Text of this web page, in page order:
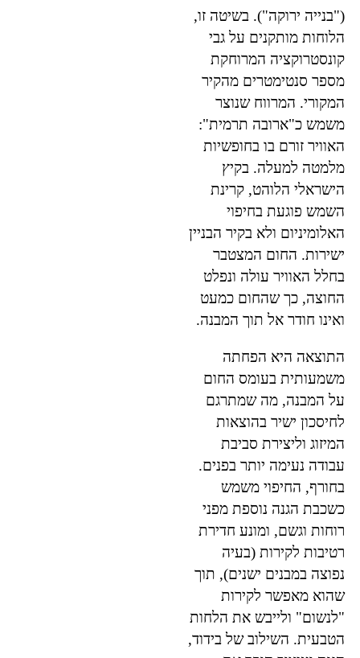
("בנייה ירוקה"). בשיטה זו,
הלוחות מותקנים על גבי
קונסטרוקציה המרוחקת
מספר סנטימטרים מהקיר
המקורי. המרווח שנוצר
משמש כ"ארובה תרמית":
האוויר זורם בו בחופשיות
מלמטה למעלה. בקיץ
הישראלי הלוהט, קרינת
השמש פוגעת בחיפוי
האלומיניום ולא בקיר הבניין
ישירות. החום המצטבר
בחלל האוויר עולה ונפלט
החוצה, כך שהחום כמעט
ואינו חודר אל תוך המבנה.
התוצאה היא הפחתה
משמעותית בעומס החום
על המבנה, מה שמתרגם
לחיסכון ישיר בהוצאות
המיזוג וליצירת סביבת
עבודה נעימה יותר בפנים.
בחורף, החיפוי משמש
כשכבת הגנה נוספת מפני
רוחות וגשם, ומונע חדירת
רטיבות לקירות (בעיה
נפוצה במבנים ישנים), תוך
שהוא מאפשר לקירות
"לנשום" ולייבש את הלחות
הטבעית. השילוב של בידוד,